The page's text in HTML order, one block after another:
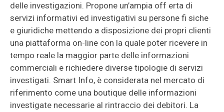
delle investigazioni. Propone un’ampia off erta di
servizi informativi ed investigativi su persone fi siche
e giuridiche mettendo a disposizione dei propri clienti
una piattaforma on-line con la quale poter ricevere in
tempo reale la maggior parte delle informazioni
commerciali e richiedere diverse tipologie di servizi
investigati. Smart Info, è considerata nel mercato di
riferimento come una boutique delle informazioni
investigate necessarie al rintraccio dei debitori. La